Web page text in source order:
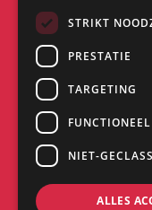
Kantoor:
Saturnus 8
8448 CC
STRIKT
PRESTATIE
TARGETING
FUNCTIONEEL
NIET-
ALLES